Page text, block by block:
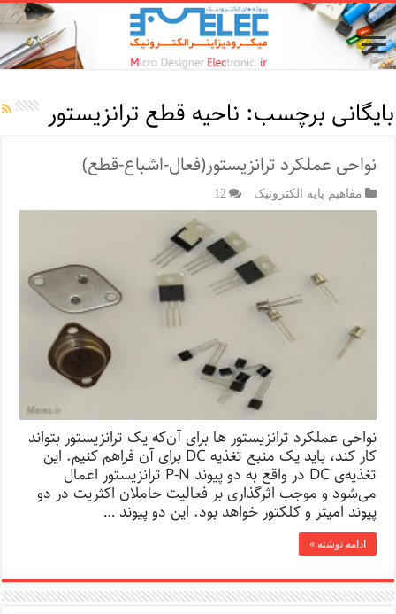
بایگانی برچسب: ناحیه قطع ترانزیستور
نواحی عملکرد ترانزیستور(فعال-اشباع-قطع)
مفاهیم پایه الکترونیک 12
نواحی عملکرد ترانزیستور ها برای آن‌که یک ترانزیستور بتواند
کار کند، باید یک منبع تغذیه DC برای آن فراهم کنیم. این
تغذیه‌ی DC در واقع به دو پیوند P-N ترانزیستور اعمال
می‌شود و موجب اثرگذاری بر فعالیت حاملان اکثریت در دو
پیوند امیتر و کلکتور خواهد بود. این دو پیوند …
ادامه نوشته »